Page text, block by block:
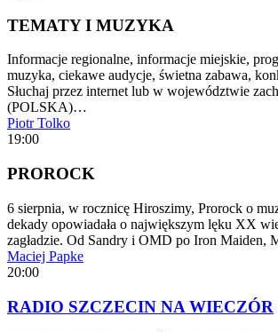
TEMATY I MUZYKA
Informacje regionalne, informacje miejskie,
muzyka, ciekawe audycje, świetna zabawa,
Słuchaj przez internet lub w województwie
(POLSKA)…
Piotr Tolko
19:00
PROROCK
6 sierpnia, w rocznicę Hiroszimy, Prorock o
dekady opowiadała o największym lęku XX
zagładzie. Od Sandry i OMD po Iron Maiden,
Maciej Papke
20:00
RADIO SZCZECIN NA WIECZÓR